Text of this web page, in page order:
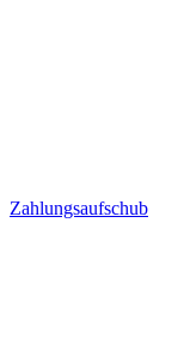
Zahlungsaufschub